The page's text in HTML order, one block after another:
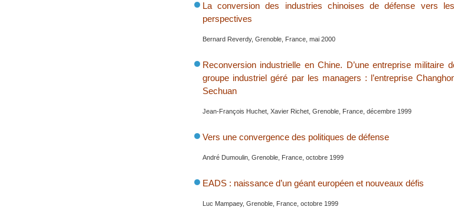
La conversion des industries chinoises de défense vers
perspectives
Bernard Reverdy, Grenoble, France, mai 2000
Reconversion industrielle en Chine. D’une entreprise militaire
groupe industriel géré par les managers : l’entreprise
Sechuan
Jean-François Huchet, Xavier Richet, Grenoble, France, décembre 1999
Vers une convergence des politiques de défense
André Dumoulin, Grenoble, France, octobre 1999
EADS : naissance d’un géant européen et nouveaux défis
Luc Mampaey, Grenoble, France, octobre 1999